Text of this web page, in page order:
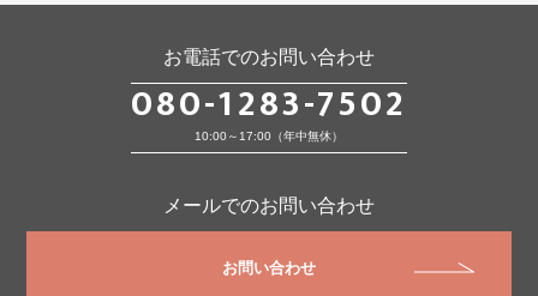
お電話でのお問い合わせ
080-1283-7502
10:00～17:00（年中無休）
メールでのお問い合わせ
お問い合わせ